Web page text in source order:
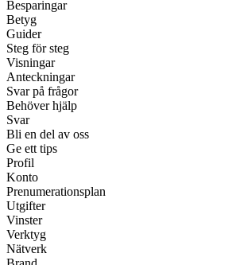
Besparingar
Betyg
Guider
Steg för steg
Visningar
Anteckningar
Svar på frågor
Behöver hjälp
Svar
Bli en del av oss
Ge ett tips
Profil
Konto
Prenumerationsplan
Utgifter
Vinster
Verktyg
Nätverk